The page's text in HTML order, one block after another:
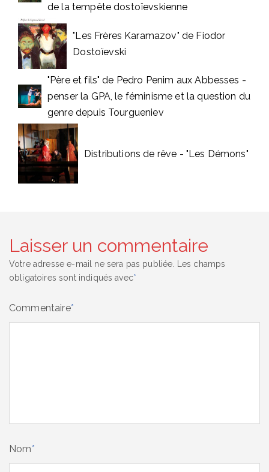
de la tempête dostoïevskienne
"Les Frères Karamazov" de Fiodor
Dostoïevski
"Père et fils" de Pedro Penim aux Abbesses -
penser la GPA, le féminisme et la question du
genre depuis Tourgueniev
Distributions de rêve - "Les Démons"
Laisser un commentaire
Votre adresse e-mail ne sera pas publiée. Les champs
obligatoires sont indiqués avec*
Commentaire*
Nom*